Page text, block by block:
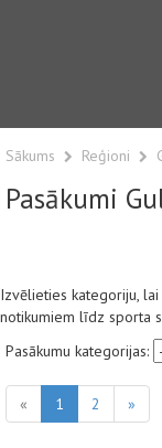
Sākums Reģioni
Pasākumi
Izvēlieties kategoriju, lai
notikumiem līdz sporta
Pasākumu kategorijas:
« 1 2 »